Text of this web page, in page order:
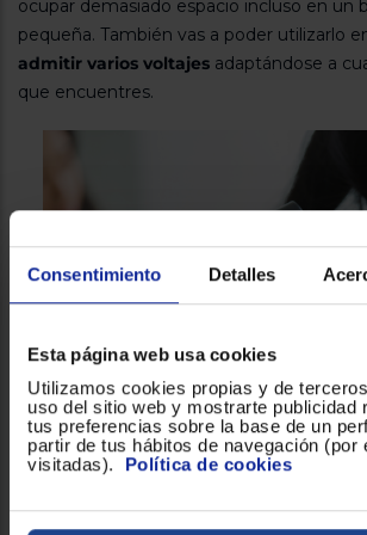
Consentimiento Detalles
Esta página web usa cookies
Utilizamos cookies propias y de
uso del sitio web y mostrarte publicidad
tus preferencias sobre la base de un
partir de tus hábitos de navegación (por
visitadas). Política de cookies
ocupar demasiado espacio incluso en un
pequeña. También vas a poder utilizarlo
admitir varios voltajes adaptándose a
que encuentres.
Fácil de usar y guardar